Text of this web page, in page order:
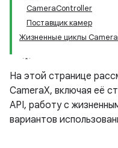
CameraController
Поставщик камер
Жизненные циклы
На этой странице
CameraX, включая её
API, работу с
вариантов